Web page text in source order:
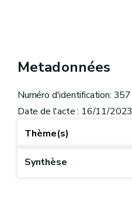
Metadonnées
Numéro d'identification: 357
Date de l'acte : 16/11/2023
Thème(s)
Synthèse